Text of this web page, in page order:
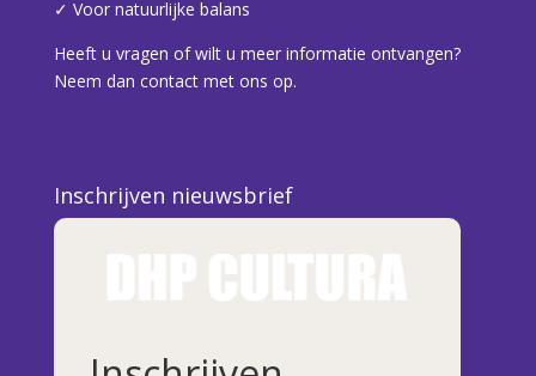
✓ Voor natuurlijke balans
Heeft u vragen of wilt u meer informatie ontvangen?
Neem dan contact met ons op.
Inschrijven nieuwsbrief